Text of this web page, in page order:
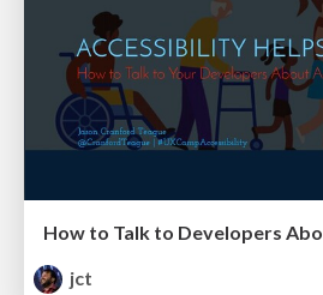
How to Talk to Developers
jct